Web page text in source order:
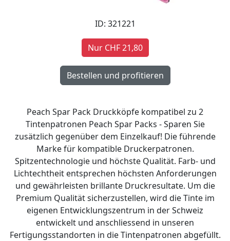
ID: 321221
Nur CHF 21,80
Peach Spar Pack Druckköpfe kompatibel zu 2
Tintenpatronen Peach Spar Packs - Sparen Sie
zusätzlich gegenüber dem Einzelkauf! Die führende
Marke für kompatible Druckerpatronen.
Spitzentechnologie und höchste Qualität. Farb- und
Lichtechtheit entsprechen höchsten Anforderungen
und gewährleisten brillante Druckresultate. Um die
Premium Qualität sicherzustellen, wird die Tinte im
eigenen Entwicklungszentrum in der Schweiz
entwickelt und anschliessend in unseren
Fertigungsstandorten in die Tintenpatronen abgefüllt.